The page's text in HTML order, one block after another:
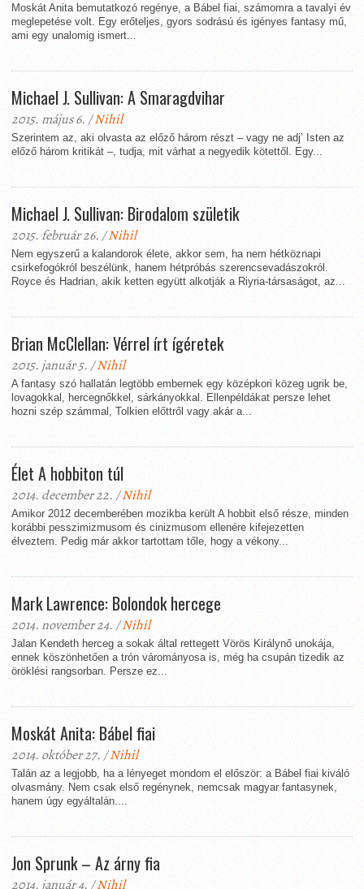
Moskát Anita bemutatkozó regénye, a Bábel fiai, számomra a tavalyi év
meglepetése volt. Egy erőteljes, gyors sodrású és igényes fantasy mű,
ami egy unalomig ismert...
Michael J. Sullivan: A Smaragdvihar
2015. május 6. /Nihil
Szerintem az, aki olvasta az előző három részt – vagy ne adj’ Isten az
előző három kritikát –, tudja, mit várhat a negyedik kötettől. Egy...
Michael J. Sullivan: Birodalom születik
2015. február 26. /Nihil
Nem egyszerű a kalandorok élete, akkor sem, ha nem hétköznapi
csirkefogókról beszélünk, hanem hétpróbás szerencsevadászokról.
Royce és Hadrian, akik ketten együtt alkotják a Riyria-társaságot, az...
Brian McClellan: Vérrel írt ígéretek
2015. január 5. /Nihil
A fantasy szó hallatán legtöbb embernek egy középkori közeg ugrik be,
lovagokkal, hercegnőkkel, sárkányokkal. Ellenpéldákat persze lehet
hozni szép számmal, Tolkien előttről vagy akár a...
Élet A hobbiton túl
2014. december 22. /Nihil
Amikor 2012 decemberében mozikba került A hobbit első része, minden
korábbi pesszimizmusom és cinizmusom ellenére kifejezetten
élveztem. Pedig már akkor tartottam tőle, hogy a vékony...
Mark Lawrence: Bolondok hercege
2014. november 24. /Nihil
Jalan Kendeth herceg a sokak által rettegett Vörös Királynő unokája,
ennek köszönhetően a trón várományosa is, még ha csupán tizedik az
öröklési rangsorban. Persze ez...
Moskát Anita: Bábel fiai
2014. október 27. /Nihil
Talán az a legjobb, ha a lényeget mondom el először: a Bábel fiai kiváló
olvasmány. Nem csak első regénynek, nemcsak magyar fantasynek,
hanem úgy egyáltalán....
Jon Sprunk – Az árny fia
2014. január 4. /Nihil